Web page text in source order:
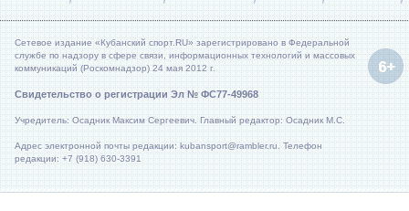
Сетевое издание «Кубанский спорт.RU» зарегистрировано в Федеральной
службе по надзору в сфере связи, информационных технологий и массовых
коммуникаций (Роскомнадзор) 24 мая 2012 г.
Свидетельство о регистрации Эл № ФС77-49968
Учредитель: Осадник Максим Сергеевич. Главный редактор: Осадник М.С.
Адрес электронной почты редакции: kubansport@rambler.ru. Телефон
редакции: +7 (918) 630-3391